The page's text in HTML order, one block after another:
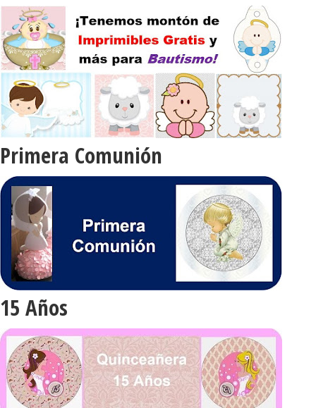
Primera Comunión
15 Años